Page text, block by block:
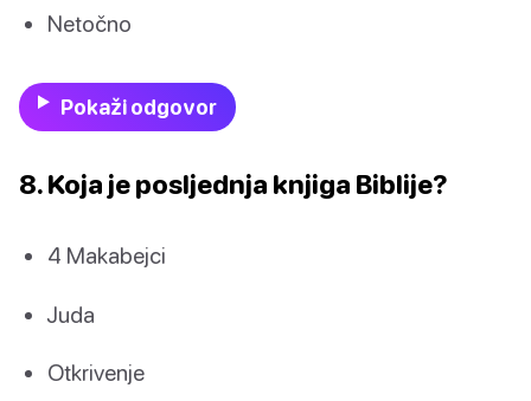
Netočno
Pokaži odgovor
8. Koja je posljednja knjiga Biblije?
4 Makabejci
Juda
Otkrivenje